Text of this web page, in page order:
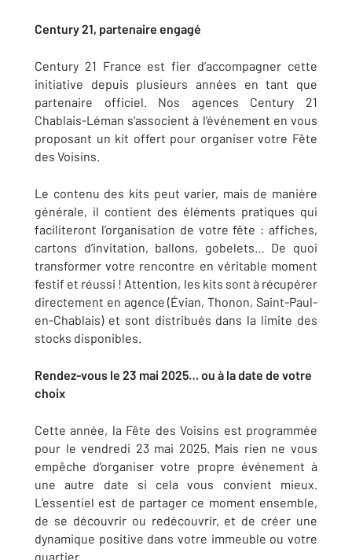
Century 21, partenaire engagé
Century 21 France est fier d’accompagner cette
initiative depuis plusieurs années en tant que
partenaire officiel. Nos agences Century 21
Chablais-Léman s’associent à l’événement en vous
proposant un kit offert pour organiser votre Fête
des Voisins.
Le contenu des kits peut varier, mais de manière
générale, il contient des éléments pratiques qui
faciliteront l’organisation de votre fête : affiches,
cartons d’invitation, ballons, gobelets… De quoi
transformer votre rencontre en véritable moment
festif et réussi ! Attention, les kits sont à récupérer
directement en agence (Évian, Thonon, Saint-Paul-
en-Chablais) et sont distribués dans la limite des
stocks disponibles.
Rendez-vous le 23 mai 2025… ou à la date de votre
choix
Cette année, la Fête des Voisins est programmée
pour le vendredi 23 mai 2025. Mais rien ne vous
empêche d’organiser votre propre événement à
une autre date si cela vous convient mieux.
L’essentiel est de partager ce moment ensemble,
de se découvrir ou redécouvrir, et de créer une
dynamique positive dans votre immeuble ou votre
quartier.